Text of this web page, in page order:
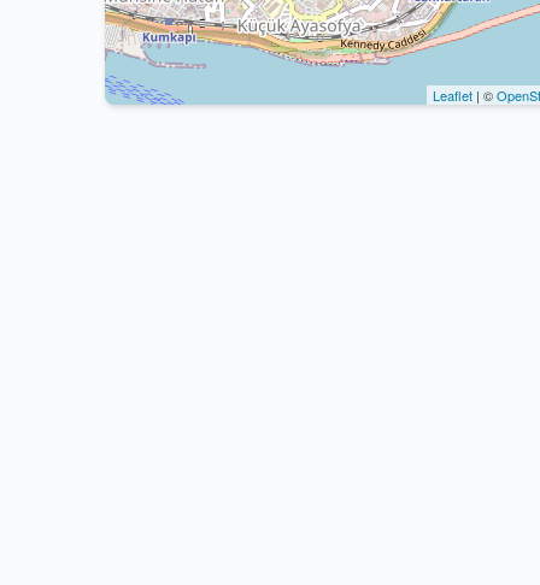
Leaflet | ©